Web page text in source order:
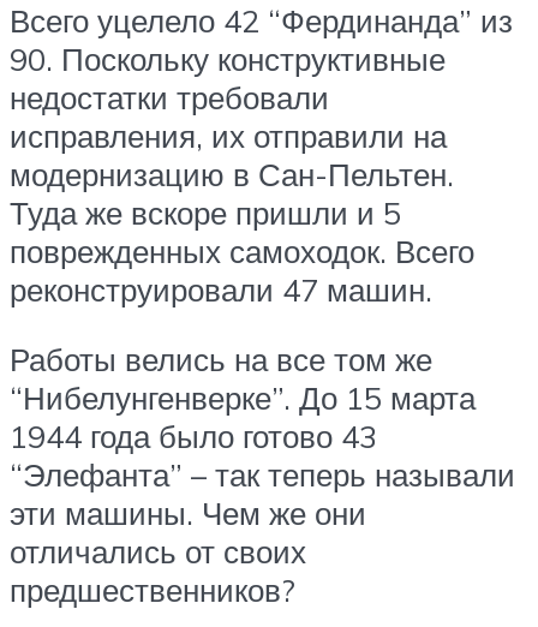
Всего уцелело 42 “Фердинанда” из
90. Поскольку конструктивные
недостатки требовали
исправления, их отправили на
модернизацию в Сан-Пельтен.
Туда же вскоре пришли и 5
поврежденных самоходок. Всего
реконструировали 47 машин.
Работы велись на все том же
“Нибелунгенверке”. До 15 марта
1944 года было готово 43
“Элефанта” – так теперь называли
эти машины. Чем же они
отличались от своих
предшественников?